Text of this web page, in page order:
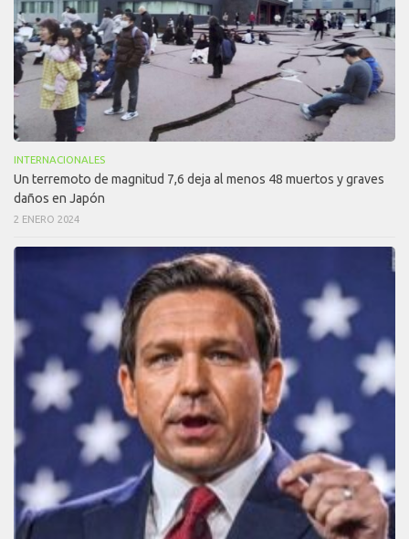
INTERNACIONALES
Un terremoto de magnitud 7,6 deja al menos 48 muertos y graves
daños en Japón
2 ENERO 2024